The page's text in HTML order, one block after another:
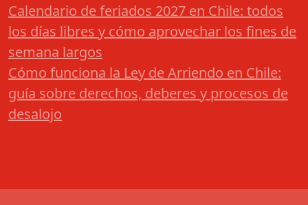
Calendario de feriados 2027 en Chile: todos
los días libres y cómo aprovechar los fines de
semana largos
Cómo funciona la Ley de Arriendo en Chile:
guía sobre derechos, deberes y procesos de
desalojo